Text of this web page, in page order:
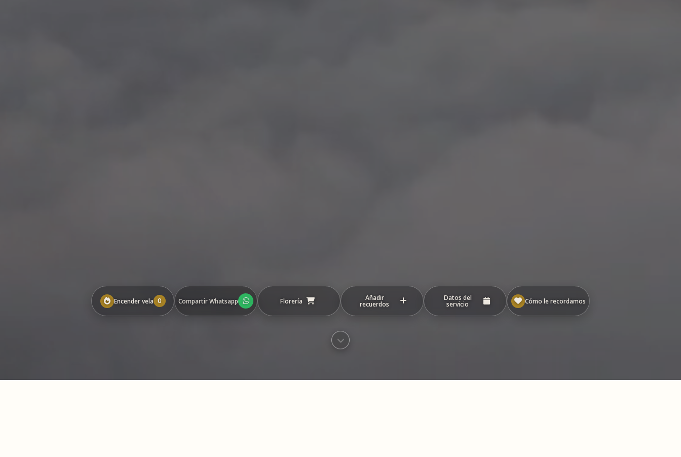
Encender vela 0 Compartir Whatsapp Florería Añadir
recuerdos
Datos del
servicio Cómo le recordamos